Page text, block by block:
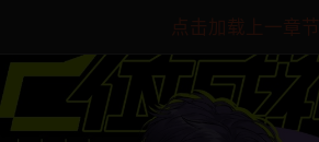
点击加载上一章节